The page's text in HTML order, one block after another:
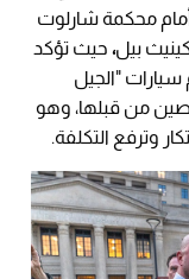
محكمة شارلوت
بيل، حيث تؤكد
"الجيل
من قبلها، وهو
وترفع التكلفة.